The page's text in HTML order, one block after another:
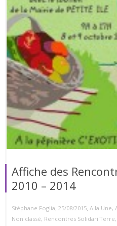
Affiche des
2010 – 2014
Stéphane Foglia, 25/08/2015, A la Une,
Non classé, Rencontres Solidari'Terre,